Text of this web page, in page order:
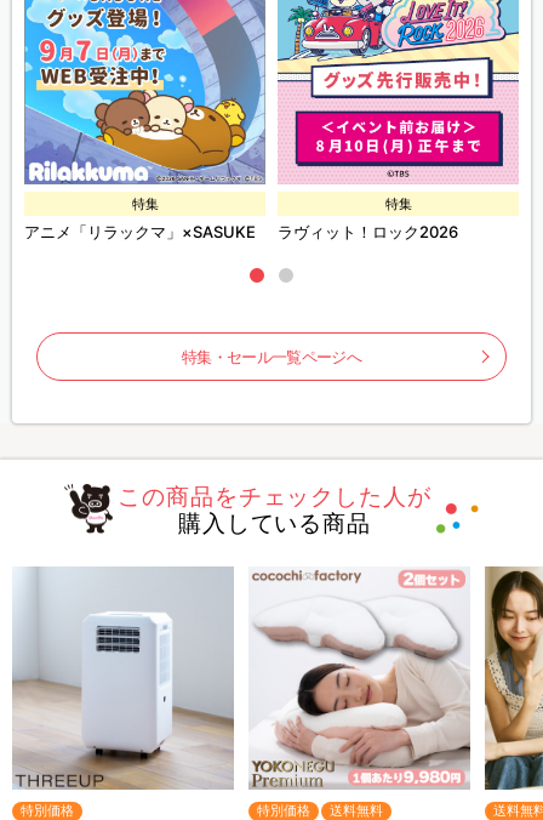
特集
アニメ「リラックマ」×SASUKE
特集
ラヴィット！ロック2026
特集・セール一覧ページへ
この商品をチェックした人が
購入している商品
特別価格 特別価格 送料無料 送料無